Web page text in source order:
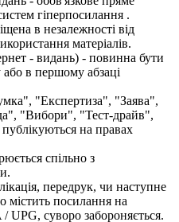
гіперпосилання .
в незалежності від
матеріалів.
- видань) - повинна бути
або в першому абзаці
"Експертиза", "Заява",
"Вибори", "Тест-драйв",
на правах
спільно з
передрук, чи наступне
містить посилання на
UPG, суворо забороняється.